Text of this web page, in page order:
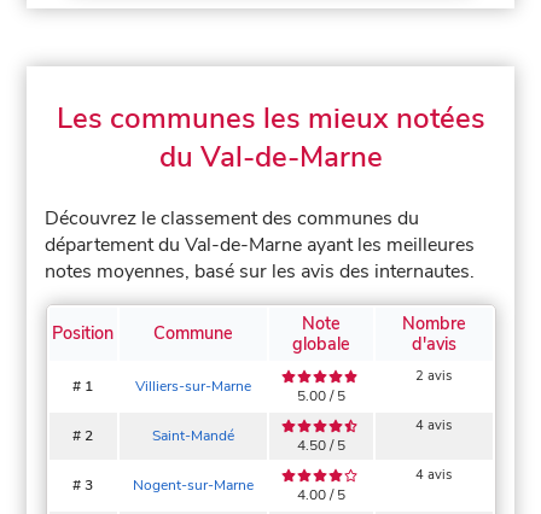
Les communes les mieux notées
du Val-de-Marne
Découvrez le classement des communes du
département du Val-de-Marne ayant les meilleures
notes moyennes, basé sur les avis des internautes.
Position Commune
Note
globale
Nombre
d'avis
# 1 Villiers-sur-Marne 5.00 / 5
2 avis
# 2 Saint-Mandé 4.50 / 5
4 avis
# 3 Nogent-sur-Marne 4.00 / 5
4 avis